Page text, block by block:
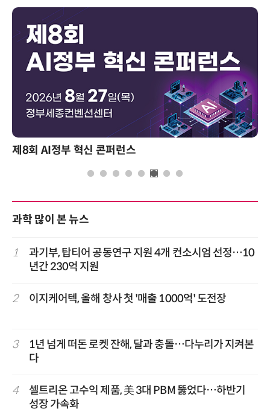
제8회 AI정부 혁신 콘퍼런스
과학 많이 본 뉴스
1
과기부, 탑티어 공동연구 지원 4개 컨소시엄 선정…10
년간 230억 지원
2 이지케어텍, 올해 창사 첫 '매출 1000억' 도전장
3
1년 넘게 떠돈 로켓 잔해, 달과 충돌…다누리가 지켜본
다
4
셀트리온 고수익 제품, 美 3대 PBM 뚫었다…하반기
성장 가속화